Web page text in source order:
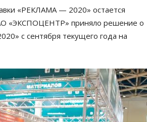
«РЕКЛАМА — 2020» остается
«ЭКСПОЦЕНТР» приняло решение о
с сентября текущего года на